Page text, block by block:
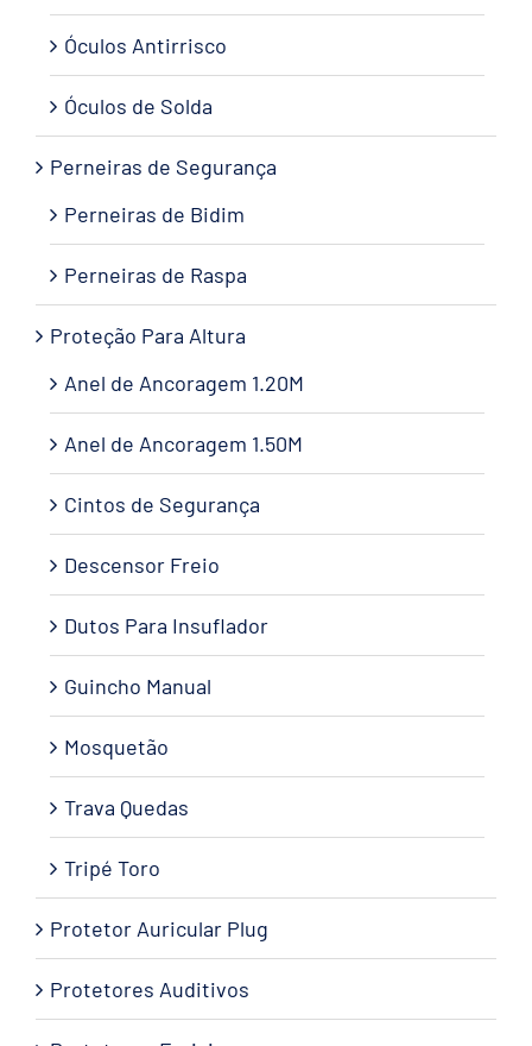
Óculos Antirrisco
Óculos de Solda
Perneiras de Segurança
Perneiras de Bidim
Perneiras de Raspa
Proteção Para Altura
Anel de Ancoragem 1.20M
Anel de Ancoragem 1.50M
Cintos de Segurança
Descensor Freio
Dutos Para Insuflador
Guincho Manual
Mosquetão
Trava Quedas
Tripé Toro
Protetor Auricular Plug
Protetores Auditivos